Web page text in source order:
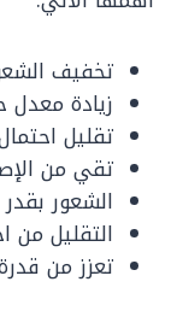
تخفيف
زيادة معدل
تقليل
تقي من
الشعور
التقليل من
تعزز من